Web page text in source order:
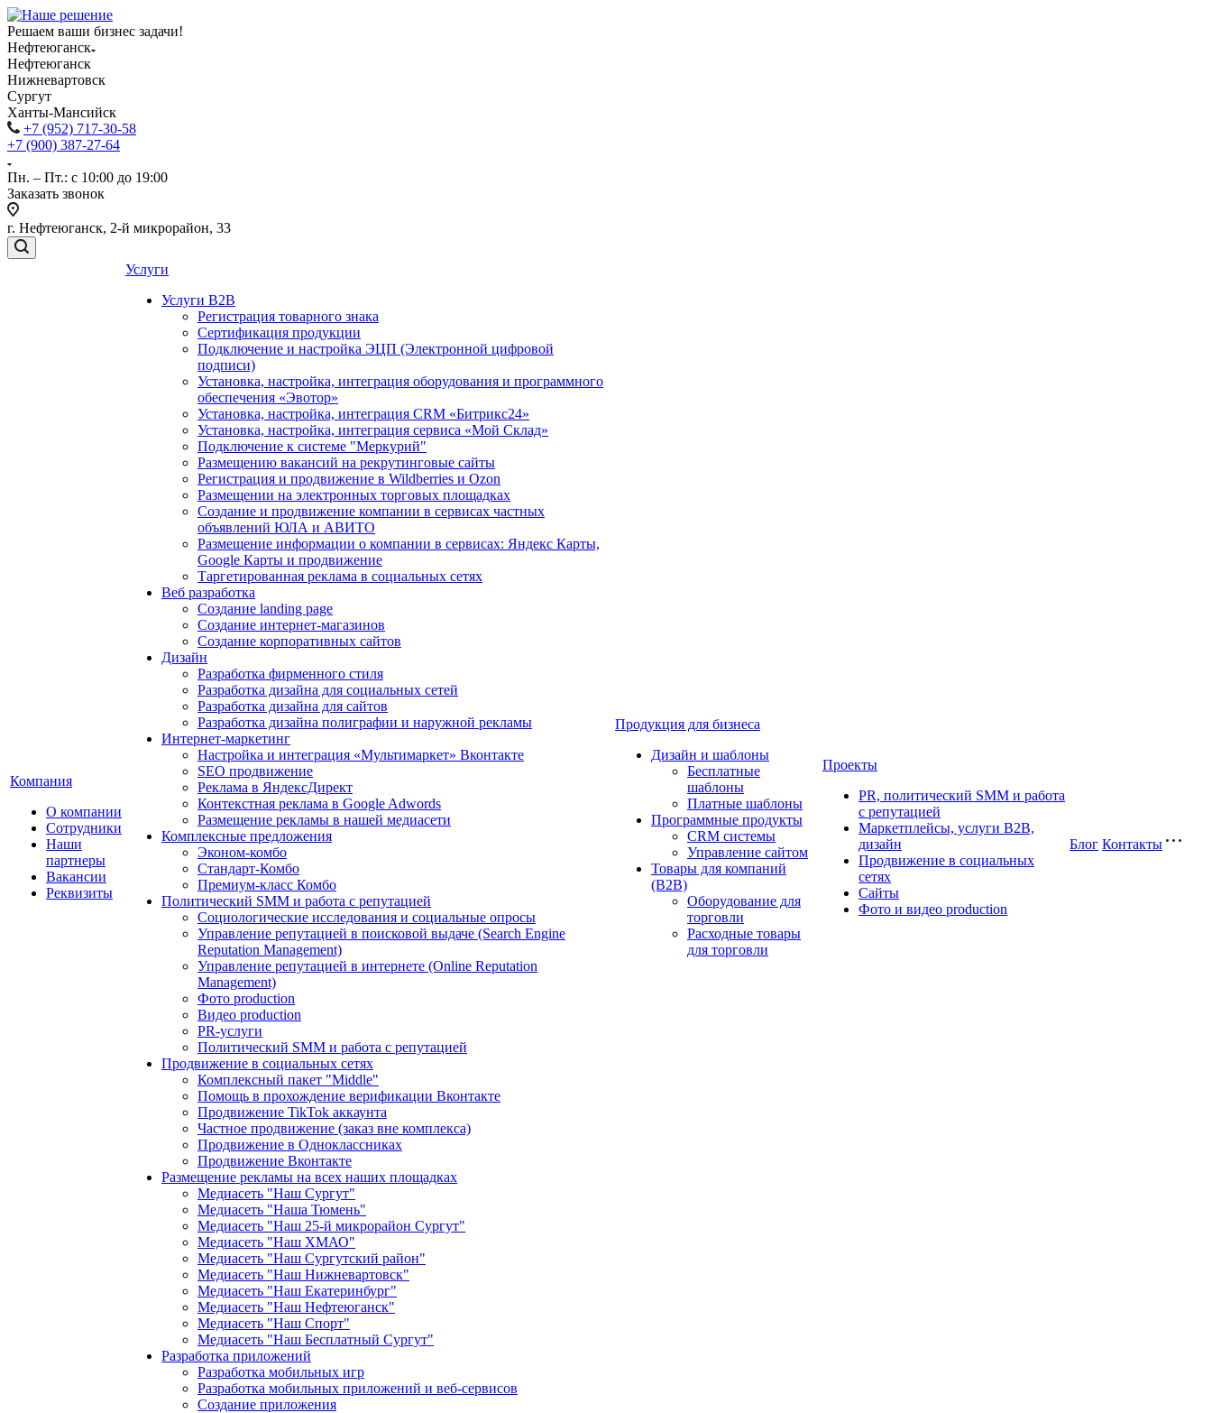
Решаем ваши бизнес задачи!
Нефтеюганск
Нефтеюганск
Нижневартовск
Сургут
Ханты-Мансийск
+7 (952) 717-30-58
+7 (900) 387-27-64
Пн. – Пт.: с 10:00 до 19:00
Заказать звонок
г. Нефтеюганск, 2-й микрорайон, 33
Компания
О компании
Сотрудники
Наши
партнеры
Вакансии
Реквизиты
Услуги
Услуги B2B
Регистрация товарного знака
Сертификация продукции
Подключение и настройка ЭЦП (Электронной цифровой
подписи)
Установка, настройка, интеграция оборудования и программного
обеспечения «Эвотор»
Установка, настройка, интеграция CRM «Битрикс24»
Установка, настройка, интеграция сервиса «Мой Склад»
Подключение к системе "Меркурий"
Размещению вакансий на рекрутинговые сайты
Регистрация и продвижение в Wildberries и Ozon
Размещении на электронных торговых площадках
Создание и продвижение компании в сервисах частных
объявлений ЮЛА и АВИТО
Размещение информации о компании в сервисах: Яндекс Карты,
Google Карты и продвижение
Таргетированная реклама в социальных сетях
Веб разработка
Создание landing page
Создание интернет-магазинов
Создание корпоративных сайтов
Дизайн
Разработка фирменного стиля
Разработка дизайна для социальных сетей
Разработка дизайна для сайтов
Разработка дизайна полиграфии и наружной рекламы
Интернет-маркетинг
Настройка и интеграция «Мультимаркет» Вконтакте
SEO продвижение
Реклама в ЯндексДирект
Контекстная реклама в Google Adwords
Размещение рекламы в нашей медиасети
Комплексные предложения
Эконом-комбо
Стандарт-Комбо
Премиум-класс Комбо
Политический SMM и работа с репутацией
Социологические исследования и социальные опросы
Управление репутацией в поисковой выдаче (Search Engine
Reputation Management)
Управление репутацией в интернете (Online Reputation
Management)
Фото production
Видео production
PR-услуги
Политический SMM и работа с репутацией
Продвижение в социальных сетях
Комплексный пакет "Middle"
Помощь в прохождение верификации Вконтакте
Продвижение TikTok аккаунта
Частное продвижение (заказ вне комплекса)
Продвижение в Одноклассниках
Продвижение Вконтакте
Размещение рекламы на всех наших площадках
Медиасеть "Наш Сургут"
Медиасеть "Наша Тюмень"
Медиасеть "Наш 25-й микрорайон Сургут"
Медиасеть "Наш ХМАО"
Медиасеть "Наш Сургутский район"
Медиасеть "Наш Нижневартовск"
Медиасеть "Наш Екатеринбург"
Медиасеть "Наш Нефтеюганск"
Медиасеть "Наш Спорт"
Медиасеть "Наш Бесплатный Сургут"
Разработка приложений
Разработка мобильных игр
Разработка мобильных приложений и веб-сервисов
Создание приложения
Продукция для бизнеса
Дизайн и шаблоны
Бесплатные
шаблоны
Платные шаблоны
Программные продукты
CRM системы
Управление сайтом
Товары для компаний
(B2B)
Оборудование для
торговли
Расходные товары
для торговли
Проекты
PR, политический SMM и работа
с репутацией
Маркетплейсы, услуги B2B,
дизайн
Продвижение в социальных
сетях
Сайты
Фото и видео production
Блог Контакты